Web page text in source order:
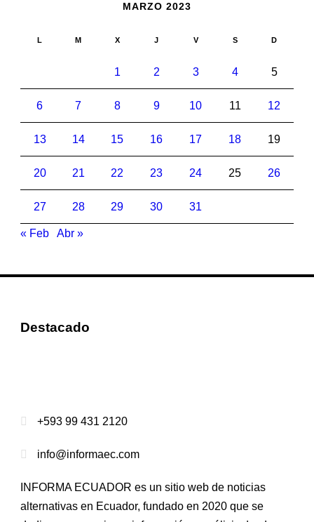
MARZO 2023
L M X J V S D
1 2 3 4 5
6 7 8 9 10 11 12
13 14 15 16 17 18 19
20 21 22 23 24 25 26
27 28 29 30 31
« Feb Abr »
Destacado
+593 99 431 2120
info@informaec.com
INFORMA ECUADOR es un sitio web de noticias
alternativas en Ecuador, fundado en 2020 que se